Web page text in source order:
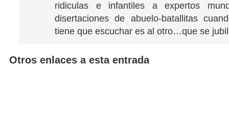
ridiculas e infantiles a expertos
disertaciones de abuelo-batallitas
tiene que escuchar es al otro…que se
Otros enlaces a esta entrada